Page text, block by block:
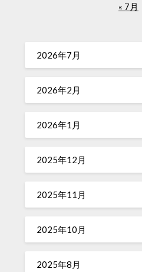
« 7月
2026年7月
2026年2月
2026年1月
2025年12月
2025年11月
2025年10月
2025年8月